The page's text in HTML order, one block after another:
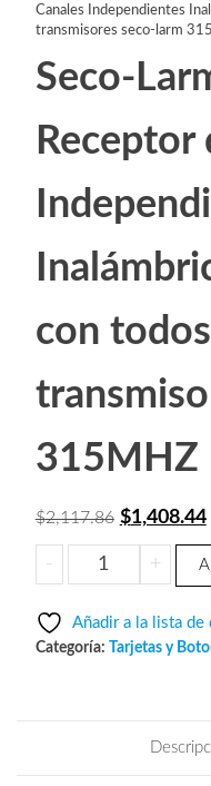
Canales Independientes
transmisores seco-larm
Seco-
Receptor
con
315MHZ
$2,117.86 El
precio
original
$2,117.86.
$1,408.44El
-
Seco-
Larm
+
Añadir a la lista de
Categoría: Tarjetas y